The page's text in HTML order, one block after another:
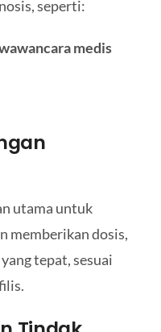
seperti:
medis
utama untuk
memberikan dosis,
tepat, sesuai